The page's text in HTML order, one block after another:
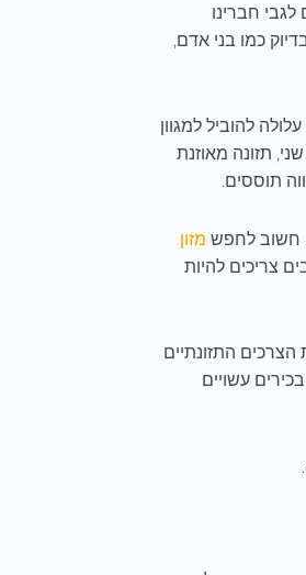
חברינו
כמו בני אדם,
להוביל למגוון
תזונה מאוזנת
תוססים.
חשוב לחפש מזון
צריכים להיות
התזונתיים
עשויים